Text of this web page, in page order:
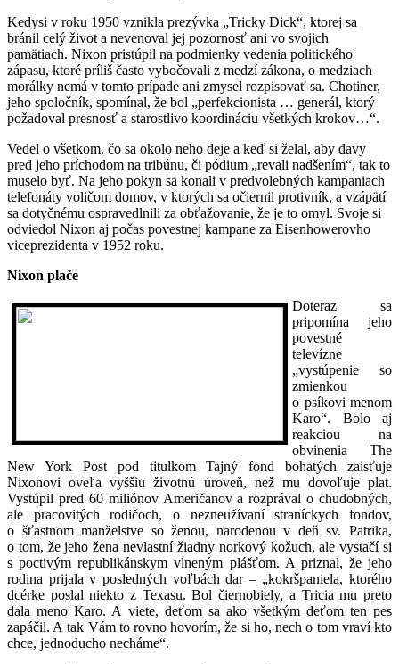
Kedysi v roku 1950 vznikla prezývka „Tricky Dick“, ktorej sa
bránil celý život a nevenoval jej pozornosť ani vo svojich
pamätiach. Nixon pristúpil na podmienky vedenia politického
zápasu, ktoré príliš často vybočovali z medzí zákona, o medziach
morálky nemá v tomto prípade ani zmysel rozpisovať sa. Chotiner,
jeho spoločník, spomínal, že bol „perfekcionista … generál, ktorý
požadoval presnosť a starostlivo koordináciu všetkých krokov…“.
Vedel o všetkom, čo sa okolo neho deje a keď si želal, aby davy
pred jeho príchodom na tribúnu, či pódium „revali nadšením“, tak to
muselo byť. Na jeho pokyn sa konali v predvolebných kampaniach
telefonáty voličom domov, v ktorých sa očiernil protivník, a vzápätí
sa dotyčnému ospravedlnili za obťažovanie, že je to omyl. Svoje si
odviedol Nixon aj počas povestnej kampane za Eisenhowerovho
viceprezidenta v 1952 roku.
Nixon plače
Doteraz sa
pripomína jeho
povestné
televízne
„vystúpenie so
zmienkou
o psíkovi menom
Karo“. Bolo aj
reakciou na
obvinenia The
New York Post pod titulkom Tajný fond bohatých zaisťuje
Nixonovi oveľa vyššiu životnú úroveň, než mu dovoľuje plat.
Vystúpil pred 60 miliónov Američanov a rozprával o chudobných,
ale pracovitých rodičoch, o nezneužívaní straníckych fondov,
o šťastnom manželstve so ženou, narodenou v deň sv. Patrika,
o tom, že jeho žena nevlastní žiadny norkový kožuch, ale vystačí si
s poctivým republikánskym vlneným plášťom. A priznal, že jeho
rodina prijala v posledných voľbách dar – „kokršpaniela, ktorého
dcérke poslal niekto z Texasu. Bol čiernobiely, a Tricia mu preto
dala meno Karo. A viete, deťom sa ako všetkým deťom ten pes
zapáčil. A tak Vám to rovno hovorím, že si ho, nech o tom vraví kto
chce, jednoducho necháme“.